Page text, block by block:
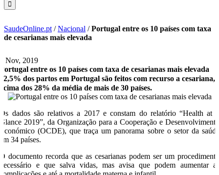
SaudeOnline.pt /Nacional /Portugal entre os 10 países com taxa
de cesarianas mais elevada
7 Nov, 2019
Portugal entre os 10 países com taxa de cesarianas mais elevada
32,5% dos partos em Portugal são feitos com recurso a cesariana,
acima dos 28% da média de mais de 30 países.
Os dados são relativos a 2017 e constam do relatório “Health at a
Glance 2019”, da Organização para a Cooperação e Desenvolvimento
Económico (OCDE), que traça um panorama sobre o setor da saúde
em 34 países.
O documento recorda que as cesarianas podem ser um procedimento
necessário e que salva vidas, mas avisa que podem aumentar as